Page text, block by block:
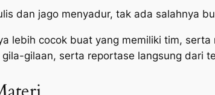
dan jago menyadur, tak ada salahnya
lebih cocok buat yang memiliki tim,
gilaan, serta reportase langsung dari